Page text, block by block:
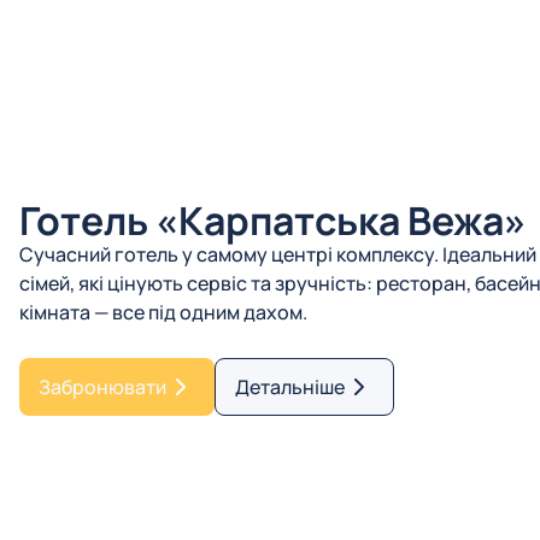
Готель «Карпатська Вежа»
Сучасний готель у самому центрі комплексу. Ідеальний
сімей, які цінують сервіс та зручність: ресторан,
кімната — все під одним дахом.
Забронювати Детальніше